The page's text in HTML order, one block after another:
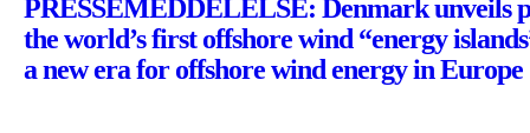
PRESSEMEDDELELSE: Denmark unveils
the world’s first offshore wind “energy
a new era for offshore wind energy in Europe